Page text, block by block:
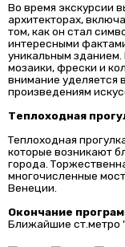
Во время экскурсии
архитекторах,
том, как он стал
интересными
уникальным
мозаики, фрески и
внимание уделяется
произведениям
Теплоходная
Теплоходная
которые возникают
города.
многочисленные
Венеции.
Окончание
Ближайшие ст.метро